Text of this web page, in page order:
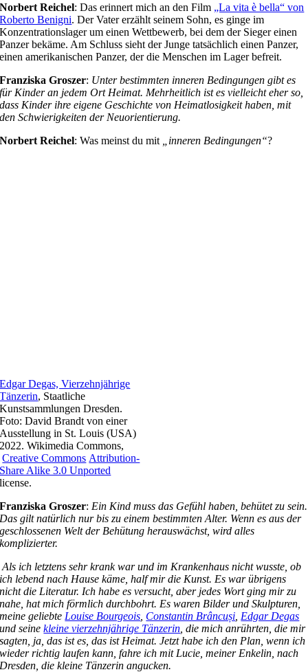
Norbert Reichel: Das erinnert mich an den Film „La vita è bella“ von
Roberto Benigni. Der Vater erzählt seinem Sohn, es ginge im
Konzentrationslager um einen Wettbewerb, bei dem der Sieger einen
Panzer bekäme. Am Schluss sieht der Junge tatsächlich einen Panzer,
einen amerikanischen Panzer, der die Menschen im Lager befreit.
Franziska Groszer: Unter bestimmten inneren Bedingungen gibt es
für Kinder an jedem Ort Heimat. Mehrheitlich ist es vielleicht eher so,
dass Kinder ihre eigene Geschichte von Heimatlosigkeit haben, mit
den Schwierigkeiten der Neuorientierung.
Norbert Reichel: Was meinst du mit „inneren Bedingungen“?
Edgar Degas, Vierzehnjährige
Tänzerin, Staatliche
Kunstsammlungen Dresden.
Foto: David Brandt von einer
Ausstellung in St. Louis (USA)
2022. Wikimedia Commons,
Creative Commons Attribution-
Share Alike 3.0 Unported
license.
Franziska Groszer: Ein Kind muss das Gefühl haben, behütet zu sein.
Das gilt natürlich nur bis zu einem bestimmten Alter. Wenn es aus der
geschlossenen Welt der Behütung herauswächst, wird alles
komplizierter.
Als ich letztens sehr krank war und im Krankenhaus nicht wusste, ob
ich lebend nach Hause käme, half mir die Kunst. Es war übrigens
nicht die Literatur. Ich habe es versucht, aber jedes Wort ging mir zu
nahe, hat mich förmlich durchbohrt. Es waren Bilder und Skulpturen,
meine geliebte Louise Bourgeois Constantin Brâncuși Edgar Degas
und seinekleine vierzehnjährige Tänzerin , die mich anrührten, die mir
sagten, ja, das ist es, das ist Heimat. Jetzt habe ich den Plan, wenn ich
wieder richtig laufen kann, fahre ich mit Lucie, meiner Enkelin, nach
Dresden, die kleine Tänzerin angucken.